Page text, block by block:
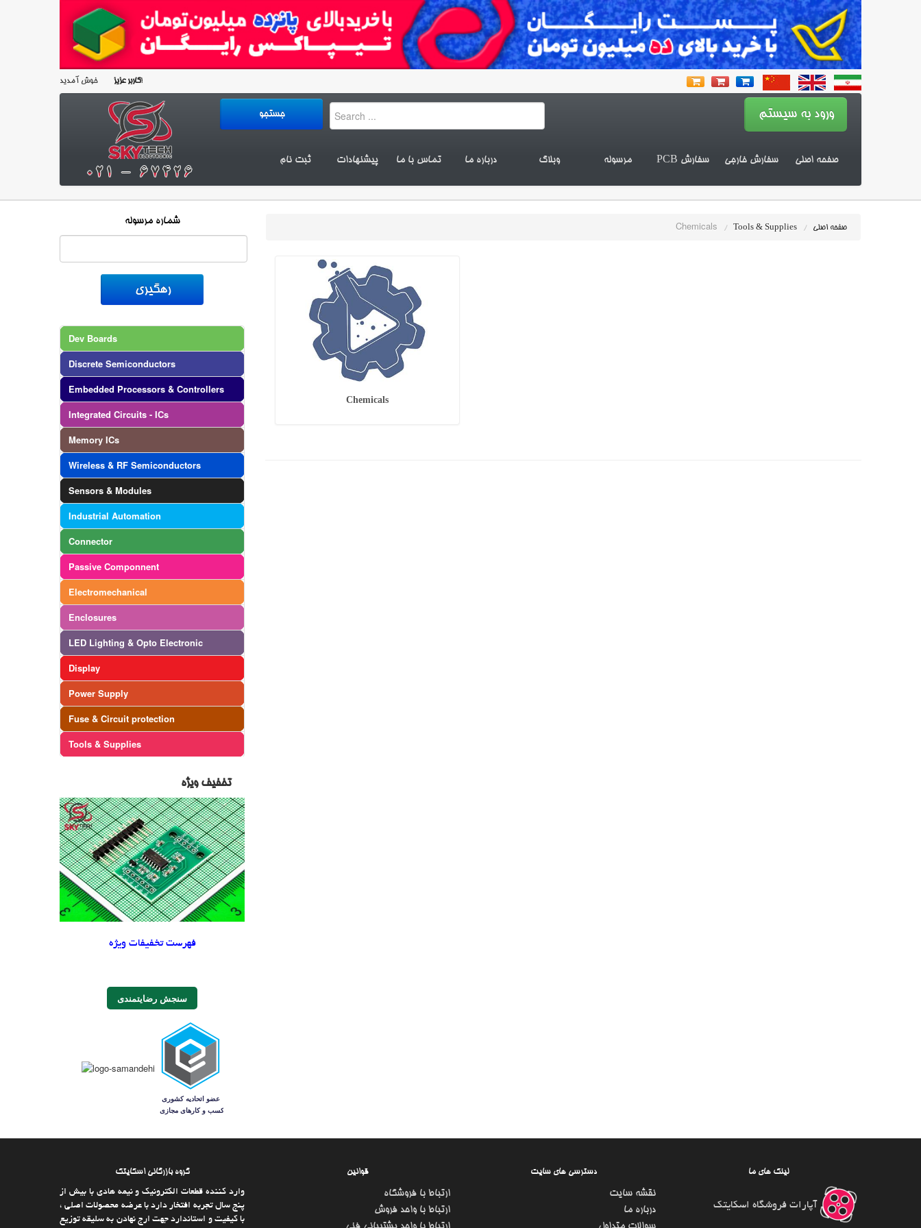
کاربر عزیزخوش آمدید!
صفحه اصلی سفارش خارجی سفارش PCB مرسوله وبلاگ درباره ما تماس با ما پیشنهادات ثبت نام
شماره مرسوله
Dev Boards
Discrete Semiconductors
Embedded Processors & Controllers
Integrated Circuits - ICs
Memory ICs
Wireless & RF Semiconductors
Sensors & Modules
Industrial Automation
Connector
Passive Componnent
Electromechanical
Enclosures
LED Lighting & Opto Electronic
Display
Power Supply
Fuse & Circuit protection
Tools & Supplies
تخفیف ویژه
فهرست تخفیفات ویژه
سنجش رضایتمندی
صفحه اصلی /
Tools & Supplies
/
Chemicals
Chemicals
گروه بازرگانی اسکایتک
وارد كننده قطعات الکترونیک و نیمه هادی با بیش از
پنج سال تجربه افتخار دارد با عرضه محصولات اصلی ،
با كیفیت و استاندارد جهت ارج نهادن به سلیقه توزیع
قوانین
ارتباط با فروشگاه
ارتباط با واحد فروش
دسترسی های سایت
نقشه سایت
درباره ما
لینک های ما
آپارات فروشگاه اسکایتک